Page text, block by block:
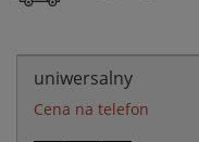
uniwersalny
Cena na telefon